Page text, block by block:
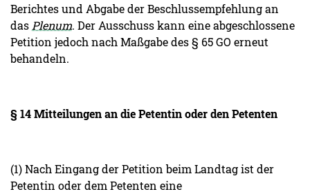
Berichtes und Abgabe der Beschlussempfehlung an
das Plenum. Der Ausschuss kann eine abgeschlossene
Petition jedoch nach Maßgabe des § 65 GO erneut
behandeln.
§ 14 Mitteilungen an die Petentin oder den Petenten
(1) Nach Eingang der Petition beim Landtag ist der
Petentin oder dem Petenten eine